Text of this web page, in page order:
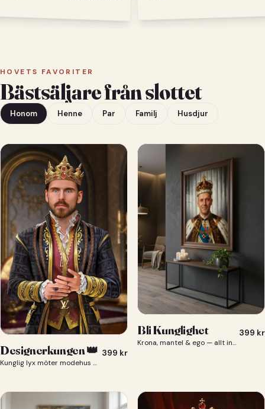
HOVETS FAVORITER
Bästsäljare från slottet
Honom Henne Par Familj Husdjur
Designerkungen 👑
Kunglig lyx möter modehus — du som designerkung 👑
399 kr
Bli Kunglighet
Krona, mantel & ego — allt ingår 👑
399 kr